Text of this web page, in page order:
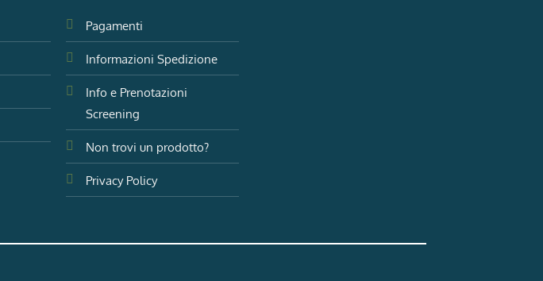
Pagamenti
Informazioni Spedizione
Info e Prenotazioni
Screening
Non trovi un prodotto?
Privacy Policy